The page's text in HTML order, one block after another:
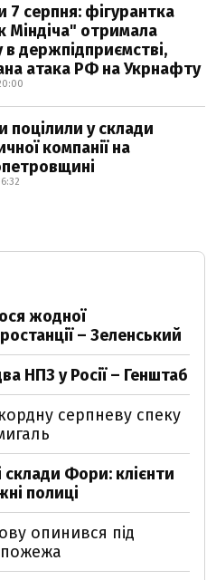
7 серпня: фігурантка
Міндіча" отримала
в держпідприємстві,
атака РФ на Укрнафту
поцілили у склади
компанії на
жодної
– Зеленський
НПЗ у Росії – Генштаб
серпневу спеку
Фори: клієнти
полиці
опинився під